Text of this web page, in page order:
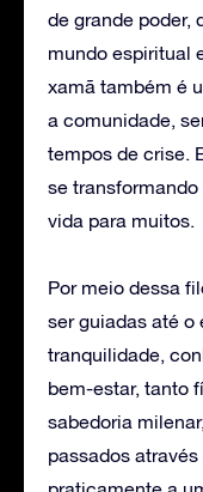
de grande poder,
mundo espiritual
xamã também é
a comunidade,
tempos de crise.
se
vida para muitos.
Por meio dessa
ser guiadas até o
tranquilidade,
bem-estar, tanto
sabedoria
passados